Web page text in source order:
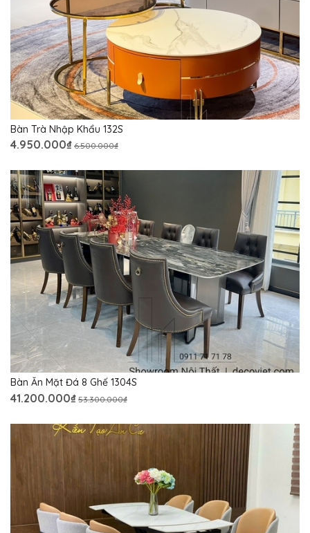
Bàn Trà Nhập Khẩu 132S
4.950.000₫ 6.500.000₫
Bàn Ăn Mặt Đá 8 Ghế 1304S
41.200.000₫ 53.300.000₫